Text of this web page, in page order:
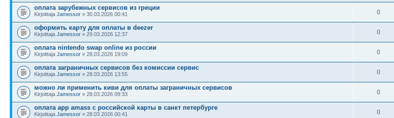
оплата зарубежных сервисов из греции
Kirjoittaja Jamessor » 30.03.2026 00:41 0
оформить карту для оплаты в deezer
Kirjoittaja Jamessor » 29.03.2026 12:37 0
оплата nintendo swap online из россии
Kirjoittaja Jamessor » 28.03.2026 19:09 0
оплата заграничных сервисов без комиссии сервис
Kirjoittaja Jamessor » 28.03.2026 13:55 0
можно ли применить киви для оплаты заграничных сервисов
Kirjoittaja Jamessor » 28.03.2026 09:33 0
оплата app amass с российской карты в санкт петербурге
Kirjoittaja Jamessor » 28.03.2026 00:41 0